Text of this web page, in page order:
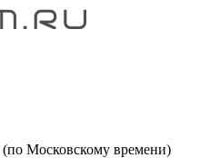
(по Московскому времени)